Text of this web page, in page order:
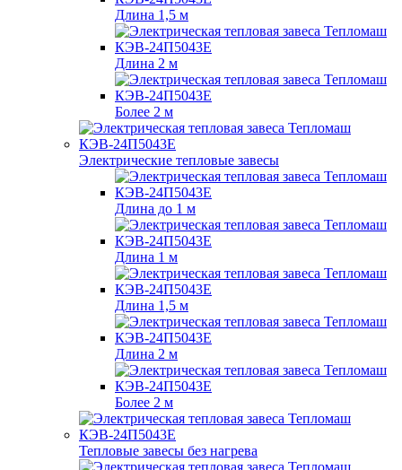
Длина 1,5 м
Длина 2 м
Более 2 м
Электрические тепловые завесы
Длина до 1 м
Длина 1 м
Длина 1,5 м
Длина 2 м
Более 2 м
Тепловые завесы без нагрева